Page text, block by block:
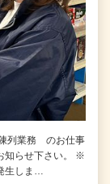
陳列業務 のお仕事
知らせ下さい。 ※
生しま…